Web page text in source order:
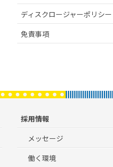
ディスクロージャーポリシー
免責事項
採用情報
メッセージ
働く環境